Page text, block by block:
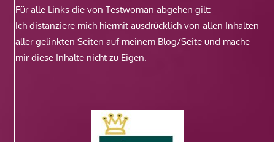
Für alle Links die von Testwoman abgehen gilt:
Ich distanziere mich hiermit ausdrücklich von allen Inhalten
aller gelinkten Seiten auf meinem Blog/Seite und mache
mir diese Inhalte nicht zu Eigen.